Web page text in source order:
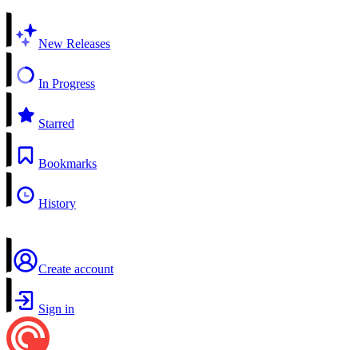
New Releases
In Progress
Starred
Bookmarks
History
Create account
Sign in